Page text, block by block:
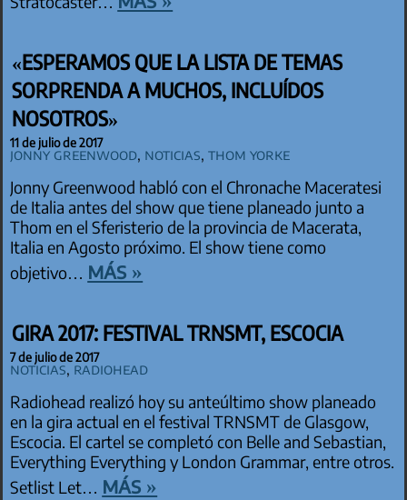
«ESPERAMOS QUE LA LISTA DE TEMAS
SORPRENDA A MUCHOS, INCLUÍDOS
NOSOTROS»
11 de julio de 2017
Jonny Greenwood, Noticias,Thom Yorke
Jonny Greenwood habló con el Chronache Maceratesi
de Italia antes del show que tiene planeado junto a
Thom en el Sferisterio de la provincia de Macerata,
Italia en Agosto próximo. El show tiene como
objetivo… más »
GIRA 2017: FESTIVAL TRNSMT, ESCOCIA
7 de julio de 2017
Noticias, Radiohead
Radiohead realizó hoy su anteúltimo show planeado
en la gira actual en el festival TRNSMT de Glasgow,
Escocia. El cartel se completó con Belle and Sebastian,
Everything Everything y London Grammar, entre otros.
Setlist Let… más »